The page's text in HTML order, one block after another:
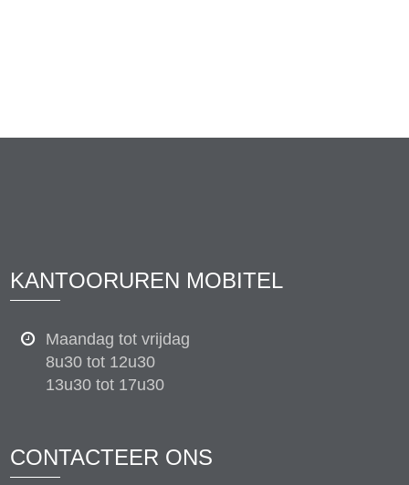
KANTOORUREN MOBITEL
Maandag tot vrijdag
8u30 tot 12u30
13u30 tot 17u30
CONTACTEER ONS